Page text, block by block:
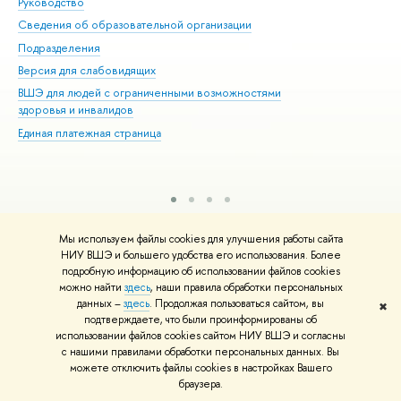
Мы используем файлы cookies для улучшения работы сайта
НИУ ВШЭ и большего удобства его использования. Более
подробную информацию об использовании файлов cookies
можно найти здесь, наши правила обработки персональных
данных –здесь. Продолжая пользоваться сайтом, вы
подтверждаете, что были проинформированы об
использовании файлов cookies сайтом НИУ ВШЭ и согласны
с нашими правилами обработки персональных данных. Вы
можете отключить файлы cookies в настройках Вашего
браузера.
✖
Сведения об образовательной организации
Подразделения
Версия для слабовидящих
ВШЭ для людей с ограниченными возможностями
здоровья и инвалидов
Единая платежная страница
© НИУ ВШЭ 1993–2026 Адреса и контакты Условия использования
материалов Политика конфиденциальности Карта сайта
Шрифты HSE Sans и HSE Slab разработаны вШколе дизайна НИУ ВШЭ